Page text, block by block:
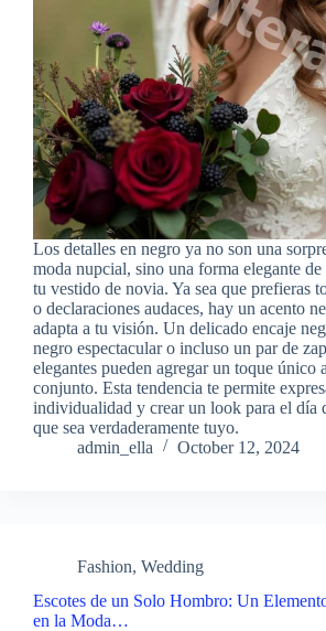
Los detalles en negro ya no son una
moda nupcial, sino una forma elegante de
tu vestido de novia. Ya sea que prefieras
o declaraciones audaces, hay un acento
adapta a tu visión. Un delicado encaje
negro espectacular o incluso un par de
elegantes pueden agregar un toque único
conjunto. Esta tendencia te permite
individualidad y crear un look para el día
que sea verdaderamente tuyo.
admin_ella
October 12, 2024
Fashion, Wedding
Escotes de un Solo Hombro: Un
en la Moda…